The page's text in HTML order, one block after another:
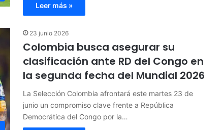
Leer más »
23 junio 2026
Colombia busca asegurar su
clasificación ante RD del Congo en
la segunda fecha del Mundial 2026
La Selección Colombia afrontará este martes 23 de
junio un compromiso clave frente a República
Democrática del Congo por la…